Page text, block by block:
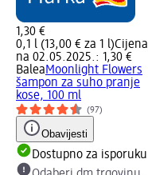
1,30 €
0,1 l (13,00 € za 1 l)Cijena
na 02.05.2025.: 1,30 €
BaleaMoonlight Flowers
šampon za suho pranje
kose, 100 ml
(97)
Obavijesti
Dostupno za isporuku